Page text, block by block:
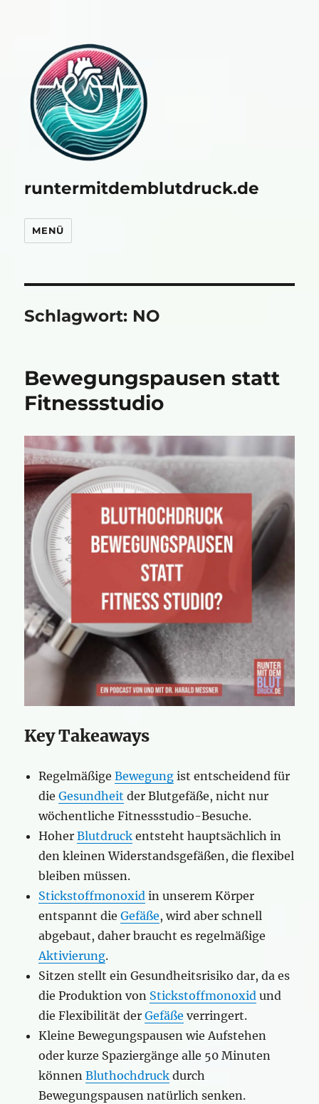
runtermitdemblutdruck.de
MENÜ
Schlagwort: NO
Bewegungspausen statt
Fitnessstudio
Key Takeaways
RegelmäßigeBewegung ist entscheidend für
dieGesundheit der Blutgefäße, nicht nur
wöchentliche Fitnessstudio-Besuche.
HoherBlutdruck entsteht hauptsächlich in
den kleinen Widerstandsgefäßen, die flexibel
bleiben müssen.
Stickstoffmonoxid in unserem Körper
entspannt dieGefäße, wird aber schnell
abgebaut, daher braucht es regelmäßige
Aktivierung.
Sitzen stellt ein Gesundheitsrisiko dar, da es
die Produktion von Stickstoffmonoxid und
die Flexibilität derGefäße verringert.
Kleine Bewegungspausen wie Aufstehen
oder kurze Spaziergänge alle 50 Minuten
könnenBluthochdruck durch
Bewegungspausen natürlich senken.